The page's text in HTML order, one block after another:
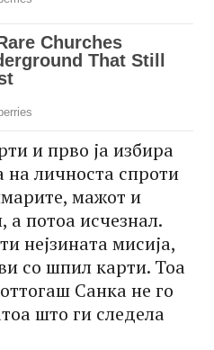
и прво ја избира
личноста спроти
мажот и
потоа исчезнал.
нејзината мисија,
со шпил карти. Тоа
Санка не го
што ги следела